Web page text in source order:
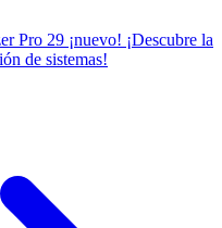
Pro 29 ¡nuevo! ¡Descubre la
de sistemas!